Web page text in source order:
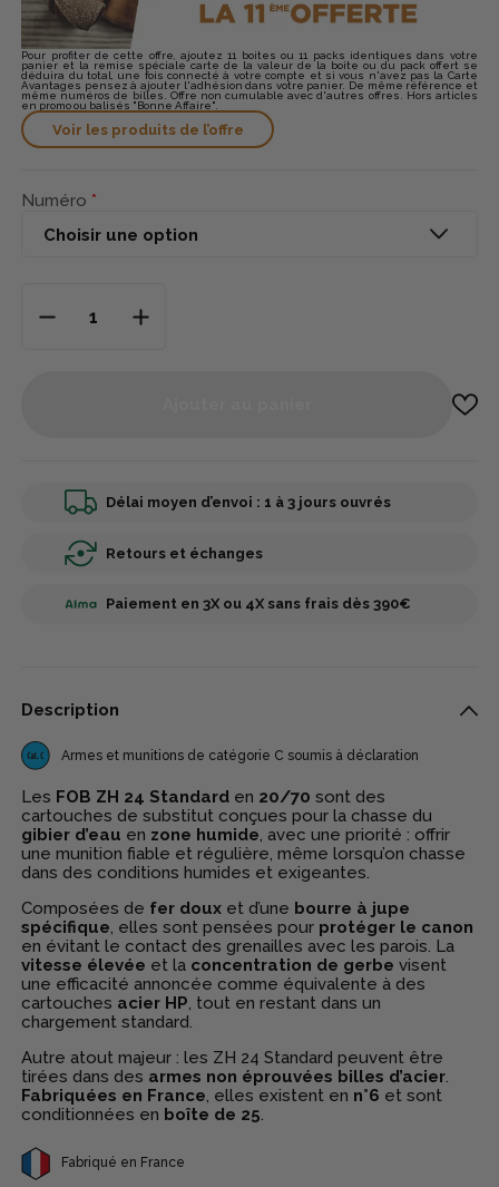
Pour profiter de cette offre, ajoutez 11 boites ou 11 packs identiques dans votre
panier et la remise spéciale carte de la valeur de la boite ou du pack offert se
déduira du total, une fois connecté à votre compte et si vous n'avez pas la Carte
Avantages pensez à ajouter l'adhésion dans votre panier. De même référence et
même numéros de billes. Offre non cumulable avec d'autres offres. Hors articles
en promo ou balisés "Bonne Affaire".
Voir les produits de l’offre
Numéro
Délai moyen d’envoi : 1 à 3 jours ouvrés
Retours et échanges
Paiement en 3X ou 4X sans frais dès 390€
Description
Armes et munitions de catégorie C soumis à déclaration
Les FOB ZH 24 Standard en 20/70 sont des
cartouches de substitut conçues pour la chasse du
gibier d’eau en zone humide, avec une priorité : offrir
une munition fiable et régulière, même lorsqu’on chasse
dans des conditions humides et exigeantes.
Composées de fer doux et d’une bourre à jupe
spécifique, elles sont pensées pour protéger le canon
en évitant le contact des grenailles avec les parois. La
vitesse élevée et la concentration de gerbe visent
une efficacité annoncée comme équivalente à des
cartouches acier HP, tout en restant dans un
chargement standard.
Autre atout majeur : les ZH 24 Standard peuvent être
tirées dans des armes non éprouvées billes d’acier.
Fabriquées en France, elles existent en n°6 et sont
conditionnées en boîte de 25.
Fabriqué en France